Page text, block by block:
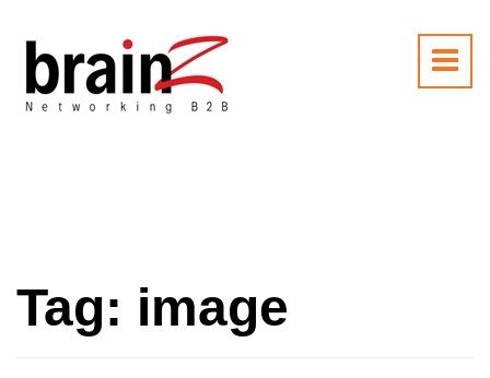
Tag: image